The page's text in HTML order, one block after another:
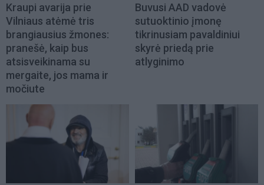
Kraupi avarija prie
Vilniaus atėmė tris
brangiausius žmones:
pranešė, kaip bus
atsisveikinama su
mergaite, jos mama ir
močiute
Buvusi AAD vadovė
sutuoktinio įmonę
tikrinusiam pavaldiniui
skyrė priedą prie
atlyginimo